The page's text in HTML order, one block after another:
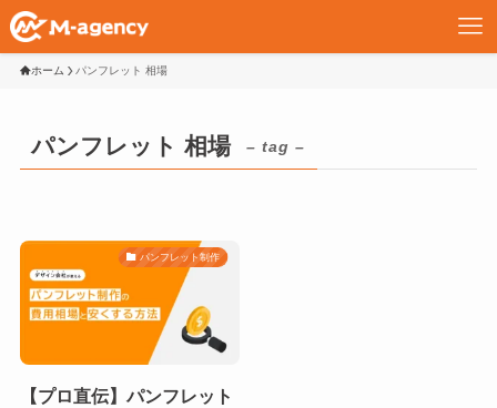
ホーム パンフレット 相場
パンフレット 相場 – tag –
パンフレット制作
【プロ直伝】パンフレット